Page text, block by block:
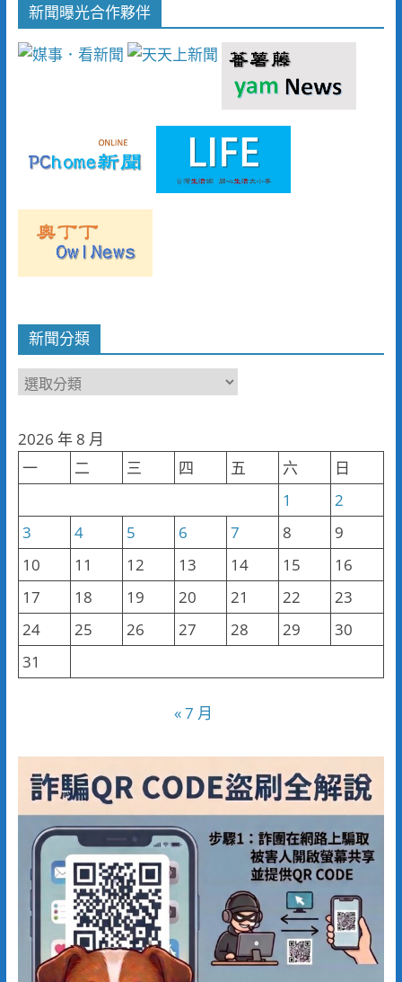
新聞曝光合作夥伴
新聞分類
新
類
2026 年 8 月
一
二 三 四 五 六
日
1
2
3
4 5 6 7 8
9
10
11 12 13 14 15
16
17
18 19 20 21 22
23
24
25 26 27 28 29
30
31
« 7 月